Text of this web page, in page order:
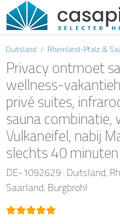
DE EN ES
Ontbijt
Voucher
Verhuurder
Duitsland Rheinland-Pfalz &
Privacy ontmoet
wellness-
privé suites,
sauna
Vulkaneifel, nabij
slechts 40
DE-1092629 Duitsland
Saarland Burgbrohl